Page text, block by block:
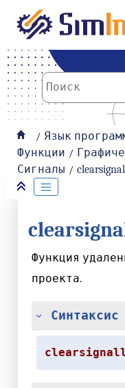
Язык
Функции
Сигналы
Функция
проекта.
Синтаксис